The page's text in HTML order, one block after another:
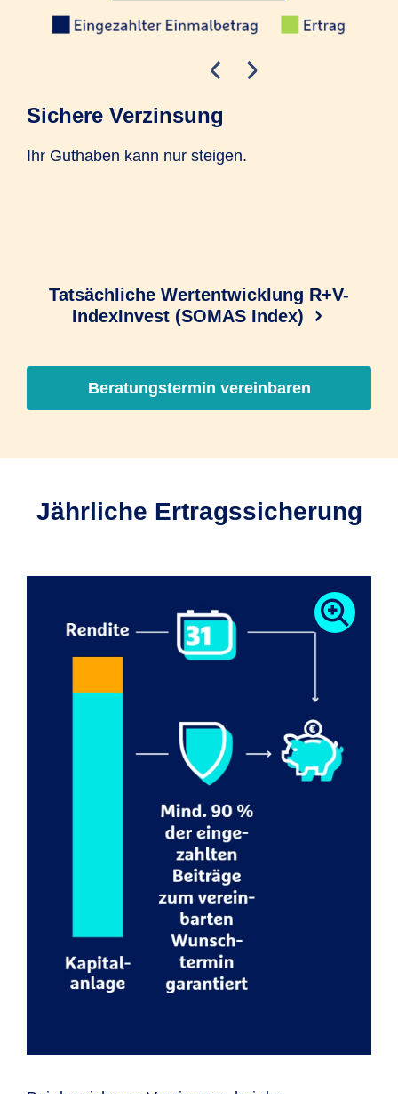
Sichere Verzinsung
Ihr Guthaben kann nur steigen.
Tatsächliche Wertentwicklung R+V-
IndexInvest (SOMAS Index)
Beratungstermin vereinbaren
Jährliche Ertragssicherung